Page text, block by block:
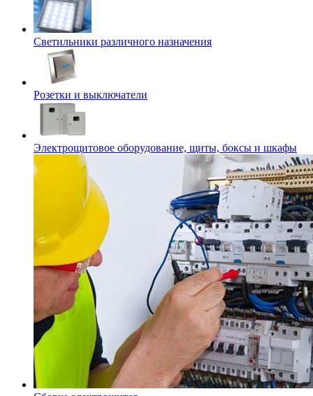
Светильники различного назначения
Розетки и выключатели
Электрощитовое оборудование, щиты, боксы и шкафы